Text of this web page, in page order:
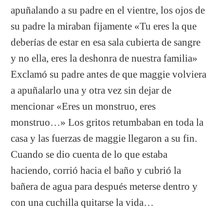
apuñalando a su padre en el vientre, los ojos de
su padre la miraban fijamente «Tu eres la que
deberías de estar en esa sala cubierta de sangre
y no ella, eres la deshonra de nuestra familia»
Exclamó su padre antes de que maggie volviera
a apuñalarlo una y otra vez sin dejar de
mencionar «Eres un monstruo, eres
monstruo…» Los gritos retumbaban en toda la
casa y las fuerzas de maggie llegaron a su fin.
Cuando se dio cuenta de lo que estaba
haciendo, corrió hacia el baño y cubrió la
bañera de agua para después meterse dentro y
con una cuchilla quitarse la vida…